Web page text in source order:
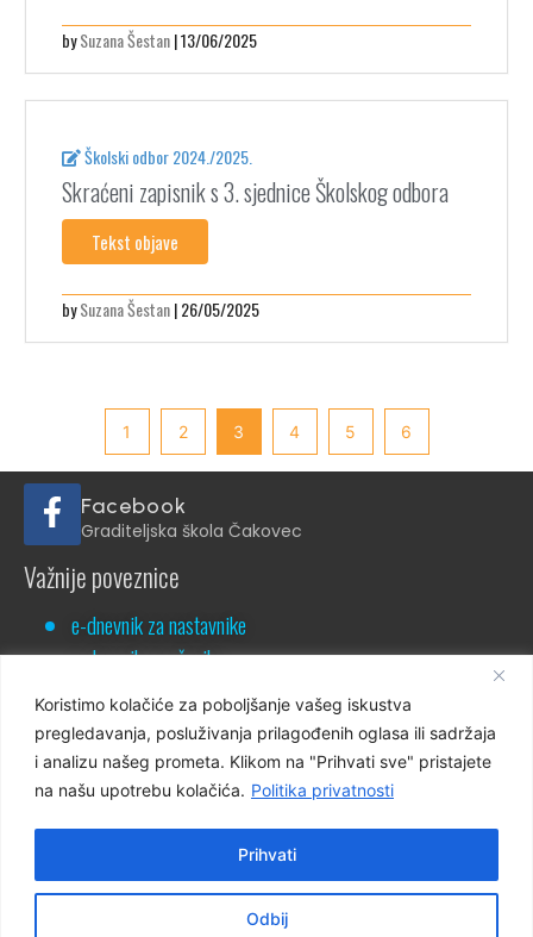
Koristimo kolačiće za poboljšanje vašeg iskustva
pregledavanja, posluživanja prilagođenih oglasa ili sadržaja
i analizu našeg prometa. Klikom na "Prihvati sve" pristajete
na našu upotrebu kolačića. Politika privatnosti
Odbij
Prihvati
bySuzana Šestan| 13/06/2025
Školski odbor 2024./2025.
Skraćeni zapisnik s 3. sjednice Školskog odbora
Tekst objave
bySuzana Šestan| 26/05/2025
1 2 3 4 5 6
Facebook
Graditeljska škola Čakovec
Važnije poveznice
e-dnevnik za nastavnike
e-dnevnik za učenike
NCVVO
Virtualna šetnja školom
Virtualna šetnja 360°